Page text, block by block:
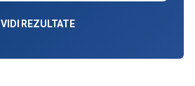
VIDI REZULTATE